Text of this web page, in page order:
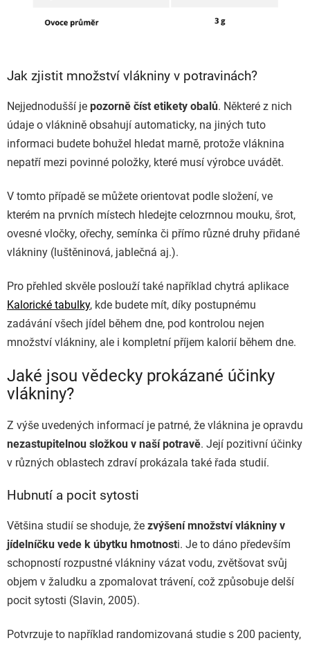
Jak zjistit množství vlákniny v potravinách?
Nejjednodušší je pozorně číst etikety obalů. Některé z nich
údaje o vláknině obsahují automaticky, na jiných tuto
informaci budete bohužel hledat marně, protože vláknina
nepatří mezi povinné položky, které musí výrobce uvádět.
V tomto případě se můžete orientovat podle složení, ve
kterém na prvních místech hledejte celozrnnou mouku, šrot,
ovesné vločky, ořechy, semínka či přímo různé druhy přidané
vlákniny (luštěninová, jablečná aj.).
Pro přehled skvěle poslouží také například chytrá aplikace
Kalorické tabulky, kde budete mít, díky postupnému
zadávání všech jídel během dne, pod kontrolou nejen
množství vlákniny, ale i kompletní příjem kalorií během dne.
Jaké jsou vědecky prokázané účinky
vlákniny?
Z výše uvedených informací je patrné, že vláknina je opravdu
nezastupitelnou složkou v naší potravě. Její pozitivní účinky
v různých oblastech zdraví prokázala také řada studií.
Hubnutí a pocit sytosti
Většina studií se shoduje, že zvýšení množství vlákniny v
jídelníčku vede k úbytku hmotnosti. Je to dáno především
schopností rozpustné vlákniny vázat vodu, zvětšovat svůj
objem v žaludku a zpomalovat trávení, což způsobuje delší
pocit sytosti (Slavin, 2005).
Potvrzuje to například randomizovaná studie s 200 pacienty,